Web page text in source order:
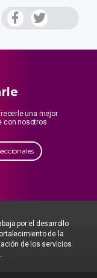
una mejor
con nosotros.
por el desarrollo
de la
de los servicios